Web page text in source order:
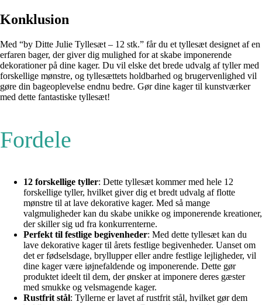
Konklusion
Med “by Ditte Julie Tyllesæt – 12 stk.” får du et tyllesæt designet af en
erfaren bager, der giver dig mulighed for at skabe imponerende
dekorationer på dine kager. Du vil elske det brede udvalg af tyller med
forskellige mønstre, og tyllesættets holdbarhed og brugervenlighed vil
gøre din bageoplevelse endnu bedre. Gør dine kager til kunstværker
med dette fantastiske tyllesæt!
Fordele
12 forskellige tyller: Dette tyllesæt kommer med hele 12
forskellige tyller, hvilket giver dig et bredt udvalg af flotte
mønstre til at lave dekorative kager. Med så mange
valgmuligheder kan du skabe unikke og imponerende kreationer,
der skiller sig ud fra konkurrenterne.
Perfekt til festlige begivenheder: Med dette tyllesæt kan du
lave dekorative kager til årets festlige begivenheder. Uanset om
det er fødselsdage, bryllupper eller andre festlige lejligheder, vil
dine kager være iøjnefaldende og imponerende. Dette gør
produktet ideelt til dem, der ønsker at imponere deres gæster
med smukke og velsmagende kager.
Rustfrit stål: Tyllerne er lavet af rustfrit stål, hvilket gør dem